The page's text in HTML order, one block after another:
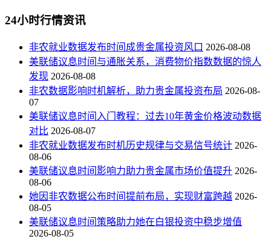
24小时行情资讯
非农就业数据发布时间成贵金属投资风口 2026-08-08
美联储议息时间与通胀关系，消费物价指数数据的惊人
发现 2026-08-08
非农数据影响时机解析，助力贵金属投资布局 2026-08-
07
美联储议息时间入门教程：过去10年黄金价格波动数据
对比 2026-08-07
非农就业数据发布时机历史规律与交易信号统计 2026-
08-06
美联储议息时间影响力助力贵金属市场价值提升 2026-
08-06
她因非农数据公布时间提前布局，实现财富跨越 2026-
08-05
美联储议息时间策略助力她在白银投资中稳步增值
2026-08-05